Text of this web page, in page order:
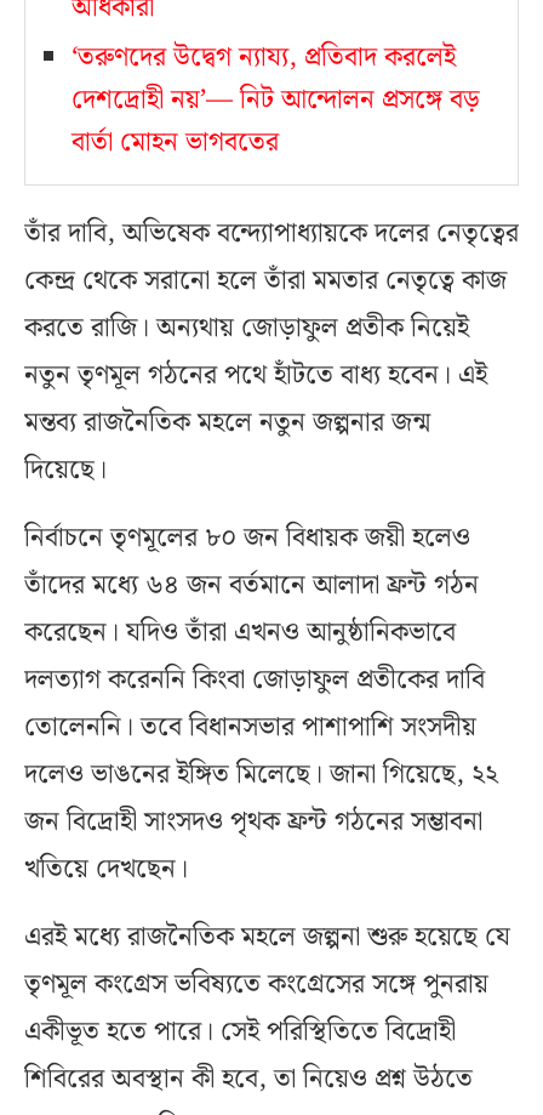
‘তরুণদের উদ্বেগ ন্যায্য, প্রতিবাদ করলেই
দেশদ্রোহী নয়’— নিট আন্দোলন প্রসঙ্গে বড়
বার্তা মোহন ভাগবতের
তাঁর দাবি, অভিষেক বন্দ্যোপাধ্যায়কে দলের নেতৃত্বের
কেন্দ্র থেকে সরানো হলে তাঁরা মমতার নেতৃত্বে কাজ
করতে রাজি। অন্যথায় জোড়াফুল প্রতীক নিয়েই
নতুন তৃণমূল গঠনের পথে হাঁটতে বাধ্য হবেন। এই
মন্তব্য রাজনৈতিক মহলে নতুন জল্পনার জন্ম
দিয়েছে।
নির্বাচনে তৃণমূলের ৮০ জন বিধায়ক জয়ী হলেও
তাঁদের মধ্যে ৬৪ জন বর্তমানে আলাদা ফ্রন্ট গঠন
করেছেন। যদিও তাঁরা এখনও আনুষ্ঠানিকভাবে
দলত্যাগ করেননি কিংবা জোড়াফুল প্রতীকের দাবি
তোলেননি। তবে বিধানসভার পাশাপাশি সংসদীয়
দলেও ভাঙনের ইঙ্গিত মিলেছে। জানা গিয়েছে, ২২
জন বিদ্রোহী সাংসদও পৃথক ফ্রন্ট গঠনের সম্ভাবনা
খতিয়ে দেখছেন।
এরই মধ্যে রাজনৈতিক মহলে জল্পনা শুরু হয়েছে যে
তৃণমূল কংগ্রেস ভবিষ্যতে কংগ্রেসের সঙ্গে পুনরায়
একীভূত হতে পারে। সেই পরিস্থিতিতে বিদ্রোহী
শিবিরের অবস্থান কী হবে, তা নিয়েও প্রশ্ন উঠতে